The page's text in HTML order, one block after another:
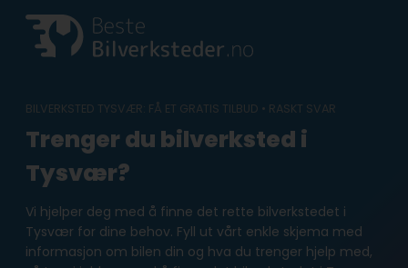
content
BILVERKSTED TYSVÆR: FÅ ET GRATIS TILBUD • RASKT SVAR
Trenger du bilverksted i
Tysvær?
Vi hjelper deg med å finne det rette bilverkstedet i
Tysvær for dine behov. Fyll ut vårt enkle skjema med
informasjon om bilen din og hva du trenger hjelp med,